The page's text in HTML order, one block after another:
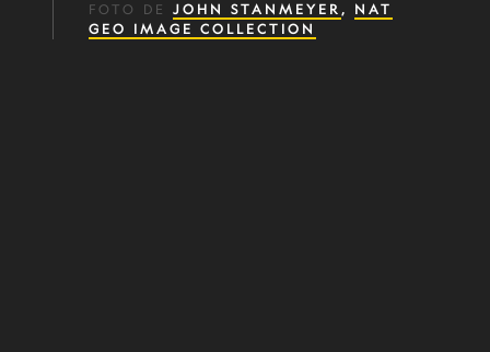
FOTO DE JOHN STANMEYER , NAT
GEO IMAGE COLLECTION